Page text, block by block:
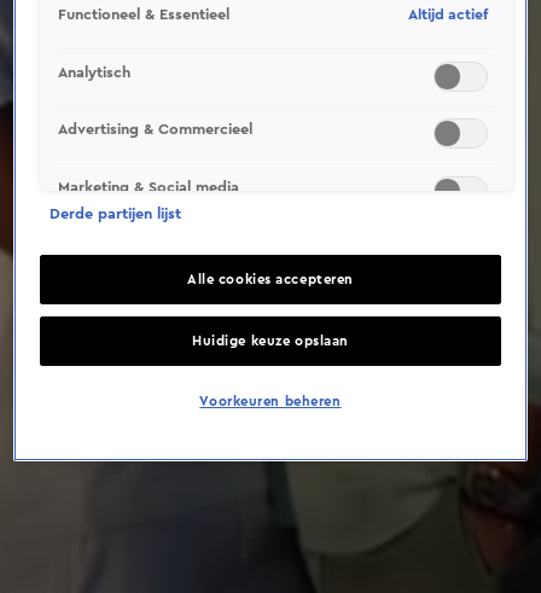
Functioneel & Essentieel Altijd actief
Analytisch
Advertising & Commercieel
Marketing & Social media
Derde partijen lijst
Alle cookies accepteren
Huidige keuze opslaan
Voorkeuren beheren